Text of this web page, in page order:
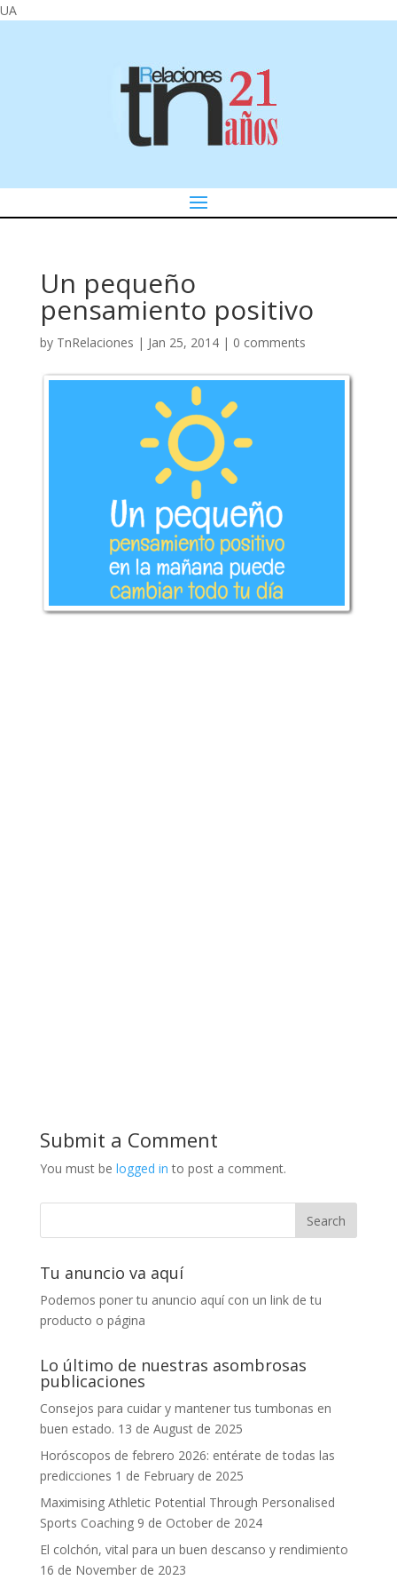
UA
Un pequeño
pensamiento positivo
by TnRelaciones | Jan 25, 2014| 0 comments
Submit a Comment
You must be logged in to post a comment.
Tu anuncio va aquí
Podemos poner tu anuncio aquí con un link de tu
producto o página
Lo último de nuestras asombrosas
publicaciones
Consejos para cuidar y mantener tus tumbonas en
buen estado. 13 de August de 2025
Horóscopos de febrero 2026: entérate de todas las
predicciones 1 de February de 2025
Maximising Athletic Potential Through Personalised
Sports Coaching 9 de October de 2024
El colchón, vital para un buen descanso y rendimiento
16 de November de 2023